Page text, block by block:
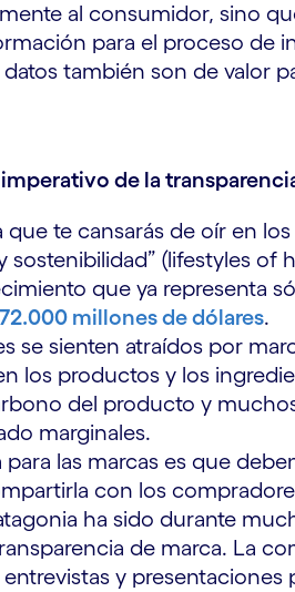
al consumidor, sino
para el proceso de
también son de valor
de la
que te cansarás de oír en
sostenibilidad” (lifestyles
que ya representa
millones de dólares.
se sienten atraídos por
los productos y los
del producto y
marginales.
las marcas es que
con los
ha sido durante
de marca. La
y